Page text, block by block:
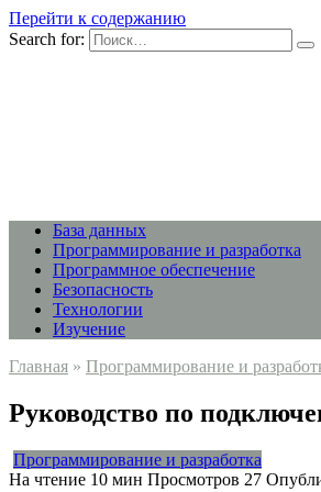
Перейти к содержанию
Search for:
База данных
Программирование и разработка
Программное обеспечение
Безопасность
Технологии
Изучение
Главная » Программирование и
Руководство по
Программирование и разработка
На чтение 10 мин Просмотров 27